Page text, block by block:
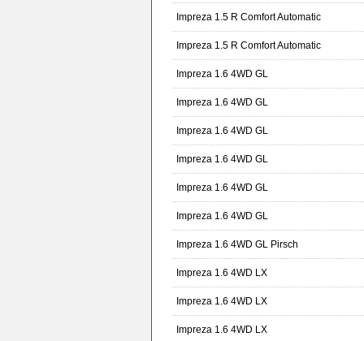
Impreza 1.5 R Comfort Automatic
Impreza 1.5 R Comfort Automatic
Impreza 1.6 4WD GL
Impreza 1.6 4WD GL
Impreza 1.6 4WD GL
Impreza 1.6 4WD GL
Impreza 1.6 4WD GL
Impreza 1.6 4WD GL
Impreza 1.6 4WD GL Pirsch
Impreza 1.6 4WD LX
Impreza 1.6 4WD LX
Impreza 1.6 4WD LX